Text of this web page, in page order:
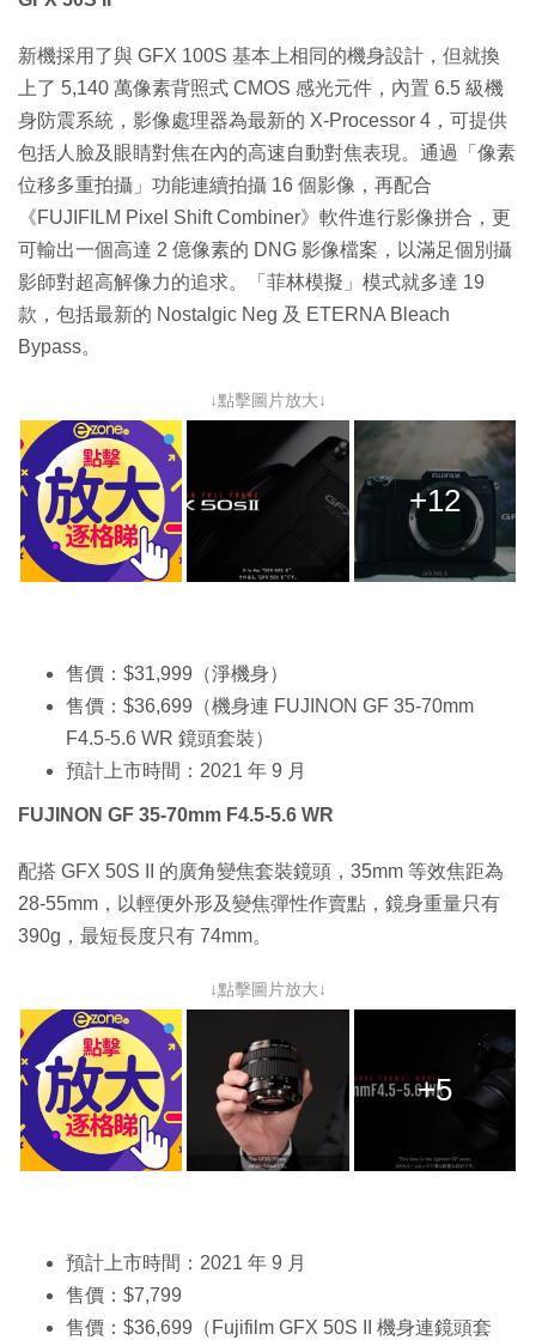
新機採用了與 GFX 100S 基本上相同的機身設計，但就換
上了 5,140 萬像素背照式 CMOS 感光元件，內置 6.5 級機
身防震系統，影像處理器為最新的 X-Processor 4，可提供
包括人臉及眼睛對焦在內的高速自動對焦表現。通過「像素
位移多重拍攝」功能連續拍攝 16 個影像，再配合
《FUJIFILM Pixel Shift Combiner》軟件進行影像拼合，更
可輸出一個高達 2 億像素的 DNG 影像檔案，以滿足個別攝
影師對超高解像力的追求。「菲林模擬」模式就多達 19
款，包括最新的 Nostalgic Neg 及 ETERNA Bleach
Bypass。
↓點擊圖片放大↓
+12
售價：$31,999（淨機身）
售價：$36,699（機身連 FUJINON GF 35-70mm
F4.5-5.6 WR 鏡頭套裝）
預計上市時間：2021 年 9 月
FUJINON GF 35-70mm F4.5-5.6 WR
配搭 GFX 50S II 的廣角變焦套裝鏡頭，35mm 等效焦距為
28-55mm，以輕便外形及變焦彈性作賣點，鏡身重量只有
390g，最短長度只有 74mm。
↓點擊圖片放大↓
+5
預計上市時間：2021 年 9 月
售價：$7,799
售價：$36,699（Fujifilm GFX 50S II 機身連鏡頭套